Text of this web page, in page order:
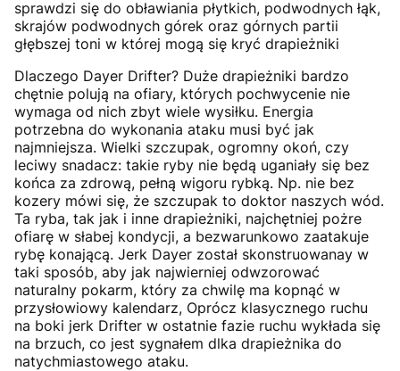
sprawdzi się do obławiania płytkich, podwodnych łąk,
skrajów podwodnych górek oraz górnych partii
głębszej toni w której mogą się kryć drapieżniki
Dlaczego Dayer Drifter? Duże drapieżniki bardzo
chętnie polują na ofiary, których pochwycenie nie
wymaga od nich zbyt wiele wysiłku. Energia
potrzebna do wykonania ataku musi być jak
najmniejsza. Wielki szczupak, ogromny okoń, czy
leciwy snadacz: takie ryby nie będą uganiały się bez
końca za zdrową, pełną wigoru rybką. Np. nie bez
kozery mówi się, że szczupak to doktor naszych wód.
Ta ryba, tak jak i inne drapieżniki, najchętniej pożre
ofiarę w słabej kondycji, a bezwarunkowo zaatakuje
rybę konającą. Jerk Dayer został skonstruowanay w
taki sposób, aby jak najwierniej odwzorować
naturalny pokarm, który za chwilę ma kopnąć w
przysłowiowy kalendarz, Oprócz klasycznego ruchu
na boki jerk Drifter w ostatnie fazie ruchu wykłada się
na brzuch, co jest sygnałem dlka drapieżnika do
natychmiastowego ataku.